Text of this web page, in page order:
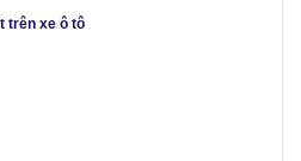
trên xe ô tô